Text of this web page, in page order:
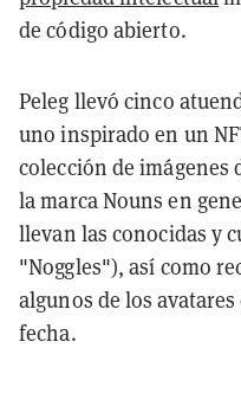
de código abierto.
Peleg llevó cinco
uno inspirado en un
colección de imágenes
la marca Nouns en
llevan las conocidas y
"Noggles"), así como
algunos de los
fecha.